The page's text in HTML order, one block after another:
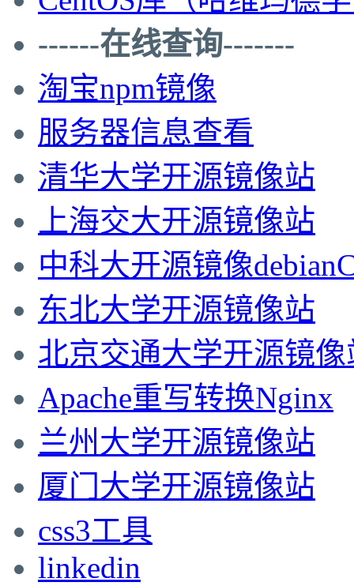
------在线查询-------
淘宝npm镜像
服务器信息查看
清华大学开源镜像站
上海交大开源镜像站
中科大开源镜像
东北大学开源镜像站
北京交通大学开源镜像
Apache重写转换Nginx
兰州大学开源镜像站
厦门大学开源镜像站
css3工具
linkedin